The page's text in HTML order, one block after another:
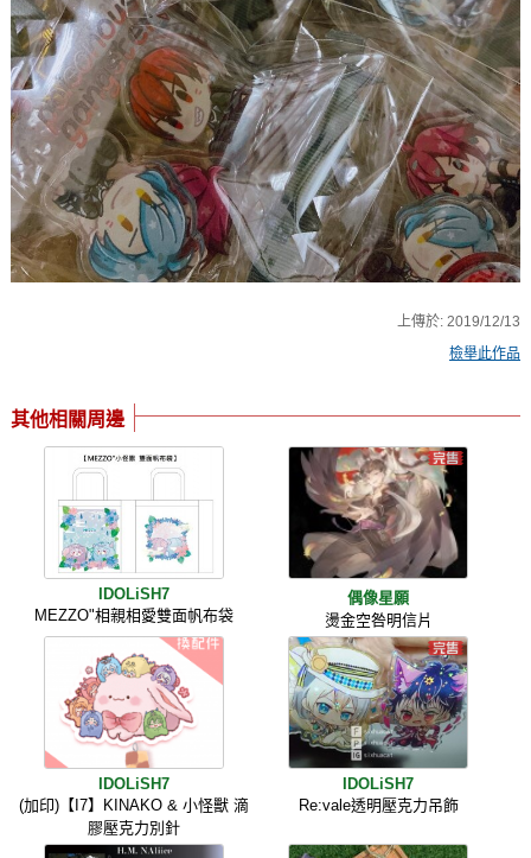
上傳於:2019/12/13
檢舉此作品
其他相關周邊
IDOLiSH7
MEZZO"相親相愛雙面帆布袋
偶像星願
燙金空咎明信片
IDOLiSH7
(加印)【I7】KINAKO & 小怪獸 滴
膠壓克力別針
IDOLiSH7
Re:vale透明壓克力吊飾